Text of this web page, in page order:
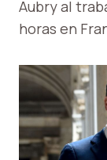
Aubry al
horas en